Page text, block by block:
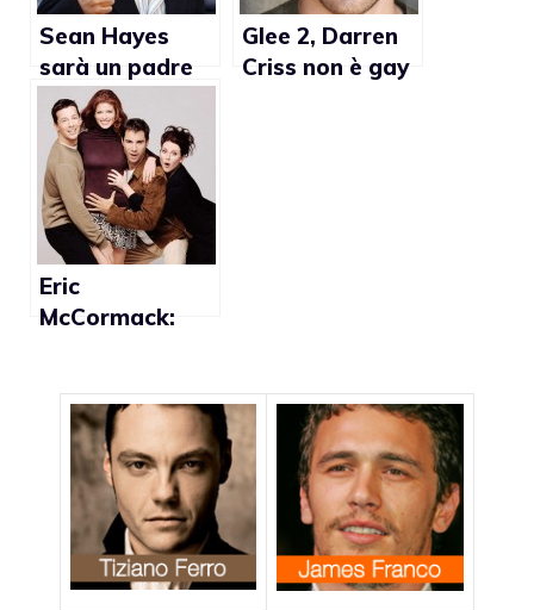
Sean Hayes
sarà un padre
gay in un
telefilm della
NBC
Glee 2, Darren
Criss non è gay
Eric
McCormack:
rappresentato i
gay più di Queer
as Folk